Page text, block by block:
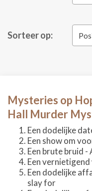
Sorteer op:
Mysteries op
Hall Murder
Een dodelijke
Een show om
Een brute bruid
Een
Een dodelijke
slay for